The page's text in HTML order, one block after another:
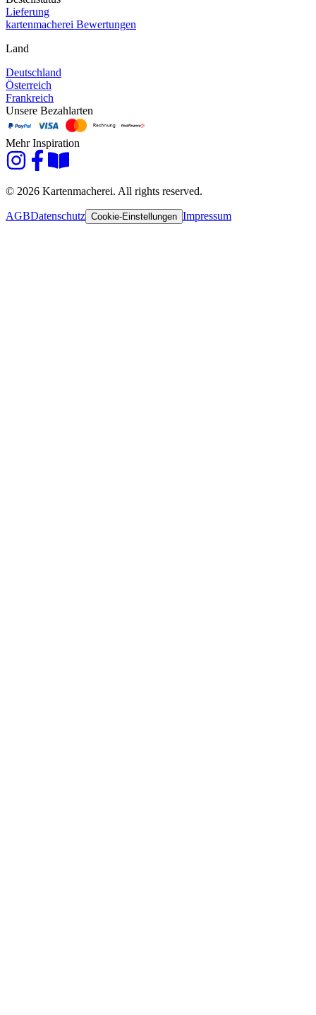
Lieferung
kartenmacherei Bewertungen
Land
Deutschland
Österreich
Frankreich
Unsere Bezahlarten
Mehr Inspiration
© 2026 Kartenmacherei. All rights reserved.
AGBDatenschutz Cookie-Einstellungen Impressum